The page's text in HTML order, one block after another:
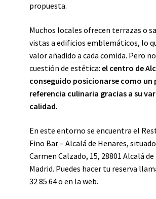
propuesta.
Muchos locales ofrecen terrazas o
vistas a edificios emblemáticos, lo
valor añadido a cada comida. Pero
cuestión de estética: el centro de
conseguido posicionarse como un
referencia culinaria gracias a su
calidad.
En este entorno se encuentra el
Fino Bar – Alcalá de Henares, situado
Carmen Calzado, 15, 28801 Alcalá
Madrid. Puedes hacer tu reserva
32 85 64 o en la web.